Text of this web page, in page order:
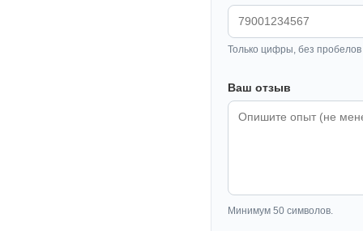
Только цифры, без
Ваш отзыв
Минимум 50 символов.